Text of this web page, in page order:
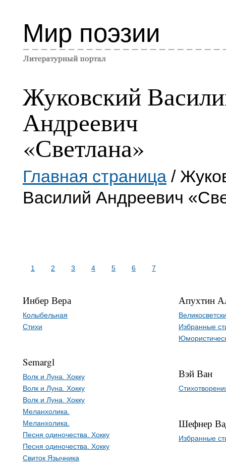
Мир поэзии
Жуковский
Андреевич
«Светлана»
Главная страница /
Василий Андреевич
1 2 3 4 5 6 7
Инбер Вера
Колыбельная
Стихи
Semargl
Волк и Луна. Хокку
Волк и Луна. Хокку
Волк и Луна. Хокку
Меланхолика.
Меланхолика.
Песня одиночества. Хокку
Песня одиночества. Хокку
Свиток Язычника
Апухтин
Избранные
Вэй Ван
Шефнер
Избранные